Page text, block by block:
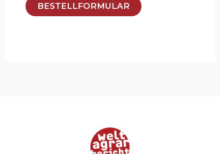
BESTELLFORMULAR